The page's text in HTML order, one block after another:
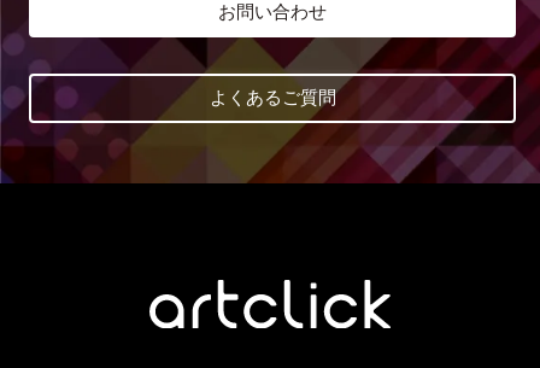
お問い合わせ
よくあるご質問